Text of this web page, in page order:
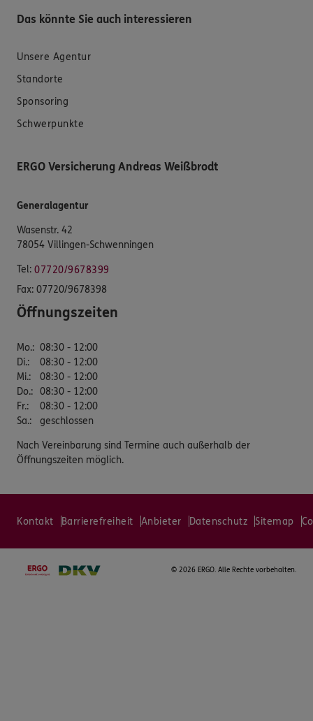
Das könnte Sie auch interessieren
Unsere Agentur
Standorte
Sponsoring
Schwerpunkte
ERGO Versicherung Andreas Weißbrodt
Generalagentur
Wasenstr. 42
78054 Villingen-Schwenningen
Tel: 07720/9678399
Fax: 07720/9678398
Öffnungszeiten
Mo.: 08:30 - 12:00
Di.:
08:30 - 12:00
Mi.:
08:30 - 12:00
Do.: 08:30 - 12:00
Fr.:
08:30 - 12:00
Sa.: geschlossen
Nach Vereinbarung sind Termine auch außerhalb der
Öffnungszeiten möglich.
Kontakt Barrierefreiheit Anbieter Datenschutz Sitemap
© 2026 ERGO. Alle Rechte vorbehalten.